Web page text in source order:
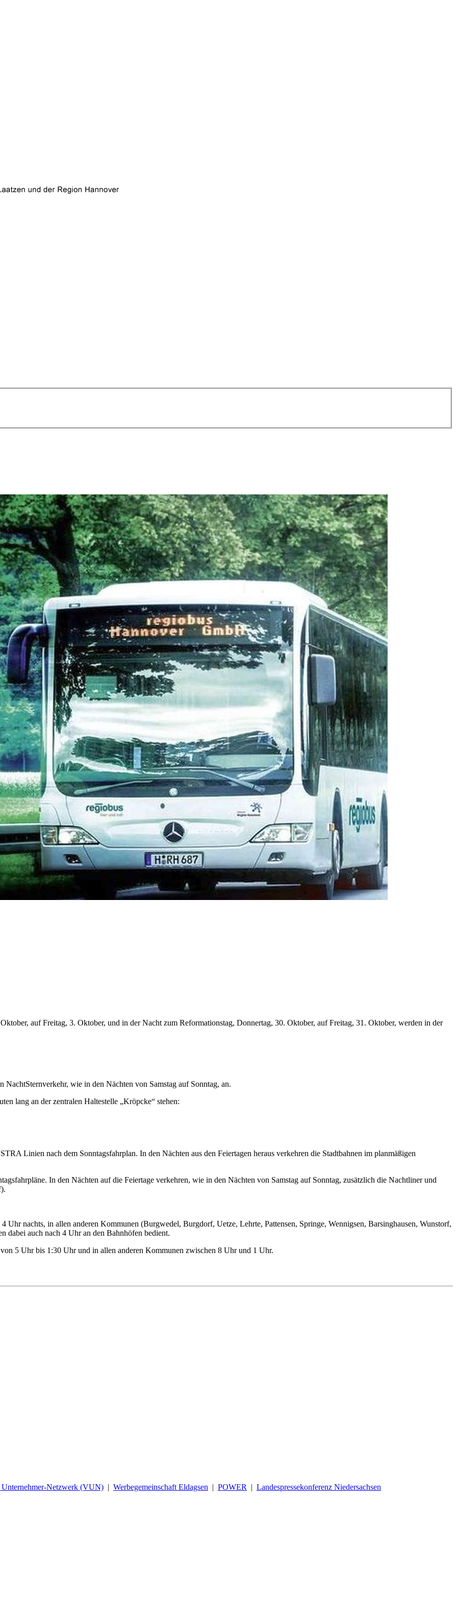
auf Freitag, 3. Oktober, und in der Nacht zum Reformationstag, Donnertag, 30. Oktober, auf Freitag, 31. Oktober, werden in der
wie in den Nächten von Samstag auf Sonntag, an.
lang an der zentralen Haltestelle „Kröpcke“ stehen:
Linien nach dem Sonntagsfahrplan. In den Nächten aus den Feiertagen heraus verkehren die Stadtbahnen im planmäßigen
In den Nächten auf die Feiertage verkehren, wie in den Nächten von Samstag auf Sonntag, zusätzlich die Nachtliner und
nachts, in allen anderen Kommunen (Burgwedel, Burgdorf, Uetze, Lehrte, Pattensen, Springe, Wennigsen, Barsinghausen, Wunstorf,
dabei auch nach 4 Uhr an den Bahnhöfen bedient.
5 Uhr bis 1:30 Uhr und in allen anderen Kommunen zwischen 8 Uhr und 1 Uhr.
Unternehmer-Netzwerk (VUN) | Werbegemeinschaft Eldagsen | POWER | Landespressekonferenz Niedersachsen